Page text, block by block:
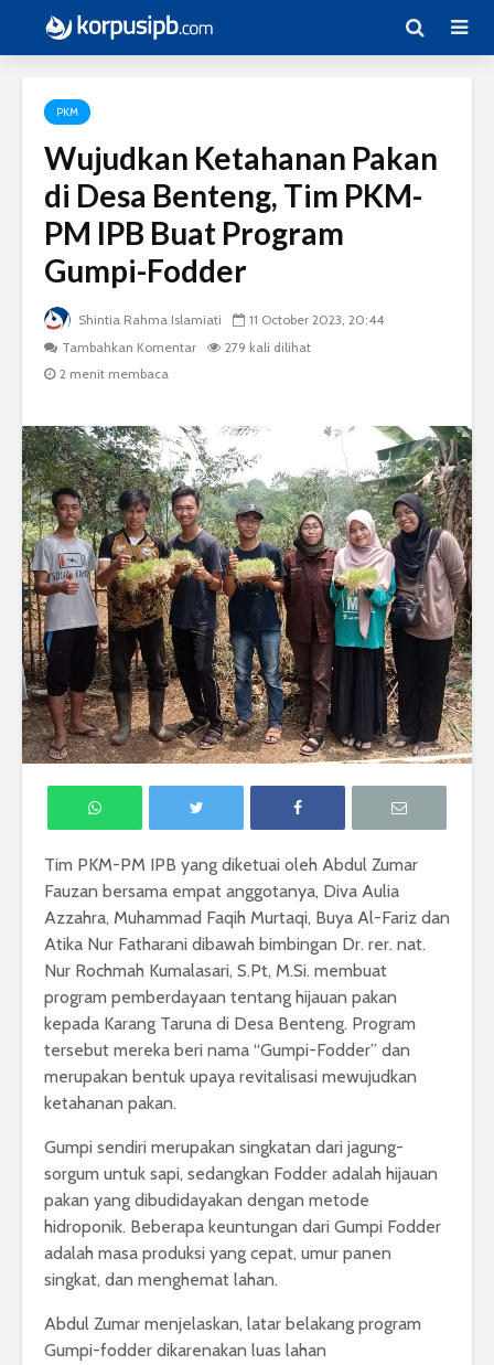
PKM
Wujudkan Ketahanan Pakan
di Desa Benteng, Tim PKM-
PM IPB Buat Program
Gumpi-Fodder
Shintia Rahma Islamiati
11 October 2023, 20:44
Tambahkan Komentar
279 kali dilihat
2 menit membaca
Tim PKM-PM IPB yang diketuai oleh Abdul Zumar
Fauzan bersama empat anggotanya, Diva Aulia
Azzahra, Muhammad Faqih Murtaqi, Buya Al-Fariz dan
Atika Nur Fatharani dibawah bimbingan Dr. rer. nat.
Nur Rochmah Kumalasari, S.Pt, M.Si. membuat
program pemberdayaan tentang hijauan pakan
kepada Karang Taruna di Desa Benteng. Program
tersebut mereka beri nama “Gumpi-Fodder” dan
merupakan bentuk upaya revitalisasi mewujudkan
ketahanan pakan.
Gumpi sendiri merupakan singkatan dari jagung-
sorgum untuk sapi, sedangkan Fodder adalah hijauan
pakan yang dibudidayakan dengan metode
hidroponik. Beberapa keuntungan dari Gumpi Fodder
adalah masa produksi yang cepat, umur panen
singkat, dan menghemat lahan.
Abdul Zumar menjelaskan, latar belakang program
Gumpi-fodder dikarenakan luas lahan